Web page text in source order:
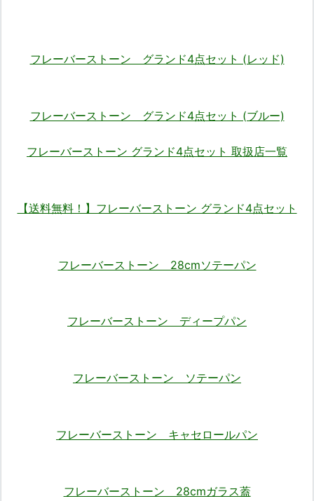
フレーバーストーン グランド4点セット (レッド)
フレーバーストーン グランド4点セット (ブルー)
フレーバーストーン グランド4点セット 取扱店一覧
【送料無料！】フレーバーストーン グランド4点セット
フレーバーストーン 28cmソテーパン
フレーバーストーン ディープパン
フレーバーストーン ソテーパン
フレーバーストーン キャセロールパン
フレーバーストーン 28cmガラス蓋